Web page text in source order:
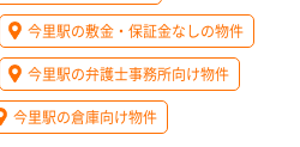
今里駅の敷金・保証金なしの物件
今里駅の弁護士事務所向け物件
今里駅の倉庫向け物件